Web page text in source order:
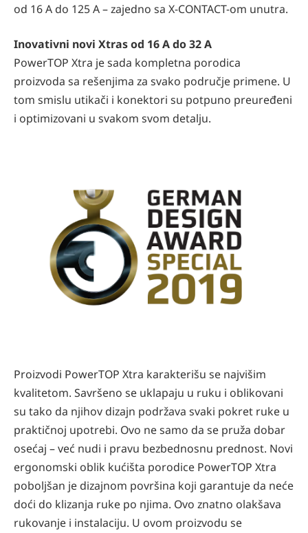
od 16 A do 125 A – zajedno sa X-CONTACT-om unutra.
Inovativni novi Xtras od 16 A do 32 A
PowerTOP Xtra je sada kompletna porodica
proizvoda sa rešenjima za svako područje primene. U
tom smislu utikači i konektori su potpuno preuređeni
i optimizovani u svakom svom detalju.
Proizvodi PowerTOP Xtra karakterišu se najvišim
kvalitetom. Savršeno se uklapaju u ruku i oblikovani
su tako da njihov dizajn podržava svaki pokret ruke u
praktičnoj upotrebi. Ovo ne samo da se pruža dobar
osećaj – već nudi i pravu bezbednosnu prednost. Novi
ergonomski oblik kućišta porodice PowerTOP Xtra
poboljšan je dizajnom površina koji garantuje da neće
doći do klizanja ruke po njima. Ovo znatno olakšava
rukovanje i instalaciju. U ovom proizvodu se